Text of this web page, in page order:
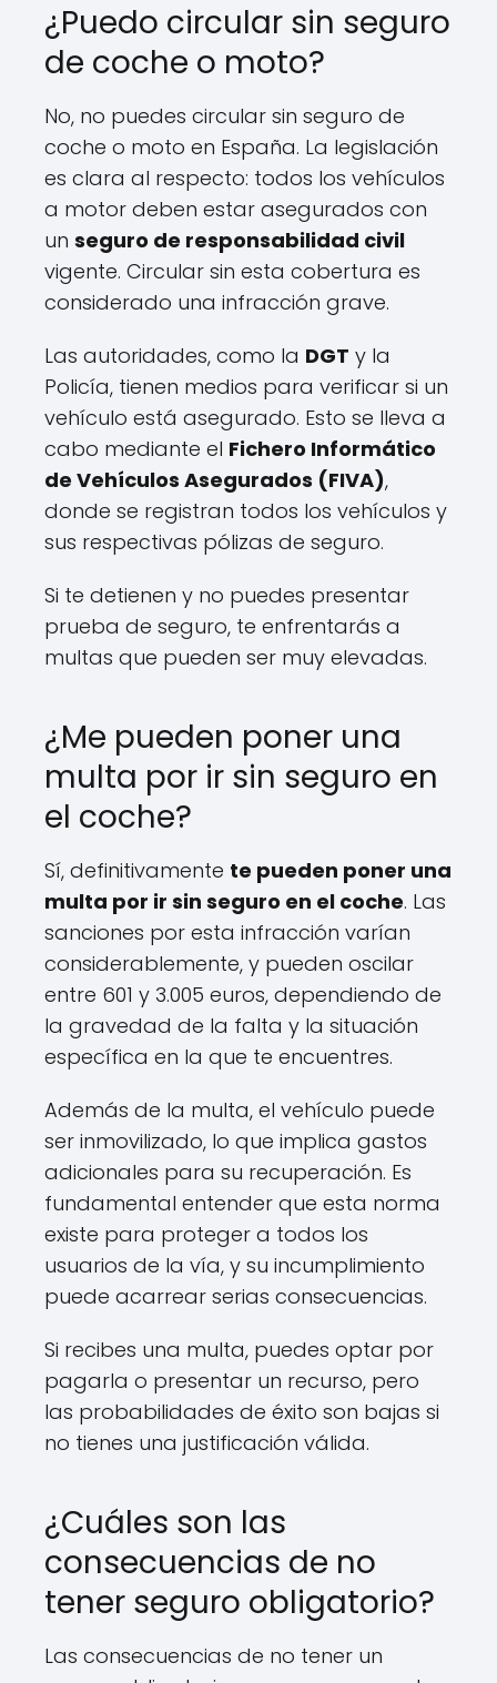
¿Puedo circular sin seguro
de coche o moto?
No, no puedes circular sin seguro de
coche o moto en España. La legislación
es clara al respecto: todos los vehículos
a motor deben estar asegurados con
un seguro de responsabilidad civil
vigente. Circular sin esta cobertura es
considerado una infracción grave.
Las autoridades, como la DGT y la
Policía, tienen medios para verificar si un
vehículo está asegurado. Esto se lleva a
cabo mediante el Fichero Informático
de Vehículos Asegurados (FIVA),
donde se registran todos los vehículos y
sus respectivas pólizas de seguro.
Si te detienen y no puedes presentar
prueba de seguro, te enfrentarás a
multas que pueden ser muy elevadas.
¿Me pueden poner una
multa por ir sin seguro en
el coche?
Sí, definitivamente te pueden poner una
multa por ir sin seguro en el coche. Las
sanciones por esta infracción varían
considerablemente, y pueden oscilar
entre 601 y 3.005 euros, dependiendo de
la gravedad de la falta y la situación
específica en la que te encuentres.
Además de la multa, el vehículo puede
ser inmovilizado, lo que implica gastos
adicionales para su recuperación. Es
fundamental entender que esta norma
existe para proteger a todos los
usuarios de la vía, y su incumplimiento
puede acarrear serias consecuencias.
Si recibes una multa, puedes optar por
pagarla o presentar un recurso, pero
las probabilidades de éxito son bajas si
no tienes una justificación válida.
¿Cuáles son las
consecuencias de no
tener seguro obligatorio?
Las consecuencias de no tener un